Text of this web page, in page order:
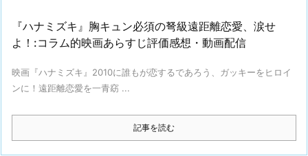
『ハナミズキ』胸キュン必須の弩級遠距離恋愛、涙せ
よ！:コラム的映画あらすじ評価感想・動画配信
映画『ハナミズキ』2010に誰もが恋するであろう、ガッキーをヒロイ
ンに！遠距離恋愛を一青窈 ...
記事を読む